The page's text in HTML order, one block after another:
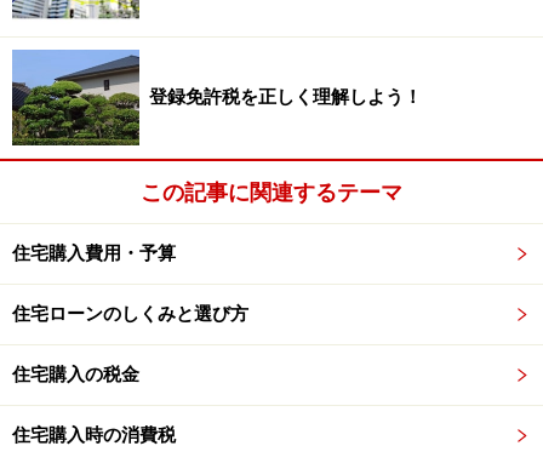
に基づいて時価の２分の１未満の価格で譲り受けた
住宅でないこと
建物の取得を伴わない、土地だけの取得は対象にな
らない
認定長期優良住宅の新築などに係る住宅ローン減税
の特例を適用する場合は、認定長期優良住宅である
中古住宅の場合は、次の（１）または（２）または
（１）マンションなどの耐火建築物では、取得日時点で
築25年以内であること
登録免許税を正しく理解しよう！
この記事に関連するテーマ
住宅購入費用・予算
住宅ローンのしくみと選び方
住宅購入の税金
住宅購入時の消費税